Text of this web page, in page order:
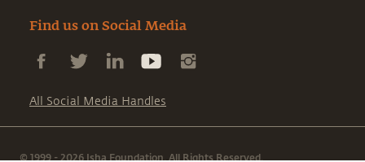
Find us on Social Media
All Social Media Handles
© 1999 - 2026 Isha Foundation. All Rights Reserved.